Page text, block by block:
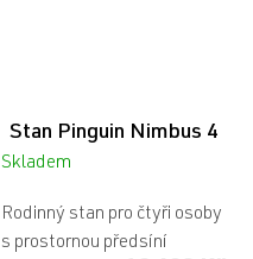
Stan Pinguin Nimbus 4
Skladem
Rodinný stan pro čtyři osoby
s prostornou předsíní